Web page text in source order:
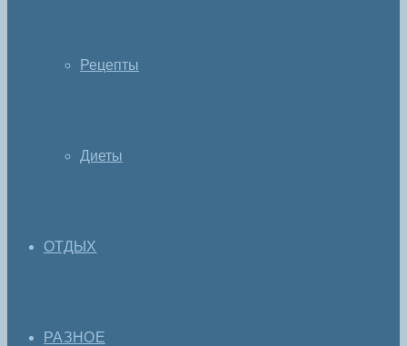
Рецепты
Диеты
ОТДЫХ
РАЗНОЕ